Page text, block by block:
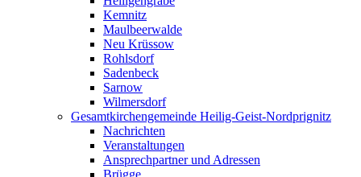
Kemnitz
Maulbeerwalde
Neu Krüssow
Rohlsdorf
Sadenbeck
Sarnow
Wilmersdorf
Gesamtkirchengemeinde Heilig-Geist-Nordprignitz
Nachrichten
Veranstaltungen
Ansprechpartner und Adressen
Brügge